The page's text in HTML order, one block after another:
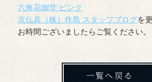
六角花御堂 ピンク
京仏具（株）作島 スタッフブログを
お時間ございましたらご覧ください。
一覧へ戻る